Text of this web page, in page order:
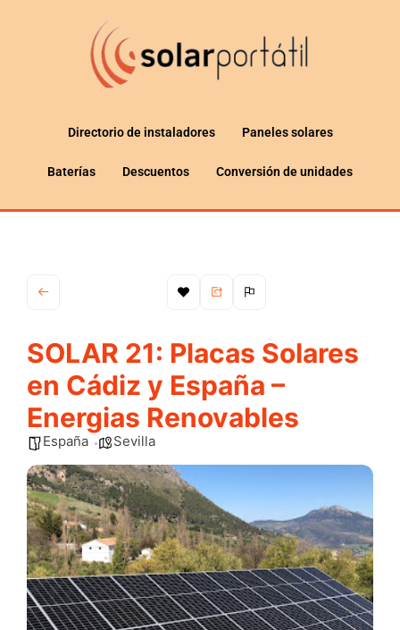
Directorio de instaladores Paneles solares
Baterías Descuentos Conversión de unidades
SOLAR 21: Placas Solares
en Cádiz y España –
Energias Renovables
España Sevilla